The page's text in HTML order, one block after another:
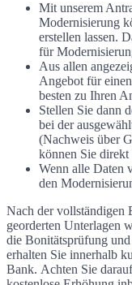
Mit unserem
Modernisierung
erstellen lassen.
für
Aus allen
Angebot für
besten zu Ihren
Stellen Sie dann
bei der
(Nachweis über
können Sie direkt
Wenn alle Daten
den
Nach der vollständigen
georderten Unterlagen
die Bonitätsprüfung
erhalten Sie innerhalb
Bank. Achten Sie